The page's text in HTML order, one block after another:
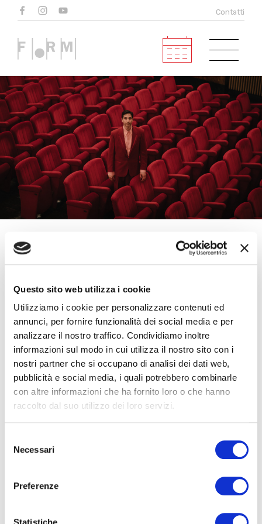
Questo sito web utilizza i cookie
Utilizziamo i cookie per personalizzare contenuti ed
annunci, per fornire funzionalità dei social media e per
analizzare il nostro traffico. Condividiamo inoltre
informazioni sul modo in cui utilizza il nostro sito con i
nostri partner che si occupano di analisi dei dati web,
pubblicità e social media, i quali potrebbero combinarle
con altre informazioni che ha fornito loro o che hanno
raccolto dal suo utilizzo dei loro servizi.
delNecessari
Preferenze
Statistiche
Contatti
Eventi
in programma
Tipologia
Luogo
Archivio